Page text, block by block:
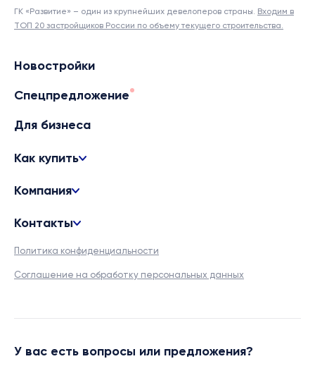
ГК «Развитие» – один из крупнейших девелоперов страны. Входим в
ТОП 20 застройщиков России по объему текущего строительства.
Новостройки
Спецпредложение
Для бизнеса
Как купить
Компания
Контакты
Политика конфиденциальности
Соглашение на обработку персональных данных
У вас есть вопросы или предложения?